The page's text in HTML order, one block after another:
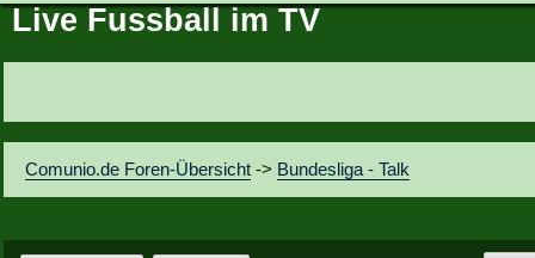
Hot News
Vereinsfragen
Vereine
Regeln & Tipps
Live Fussball im TV
Comunio.de Foren-Übersicht -> Bundesliga - Talk